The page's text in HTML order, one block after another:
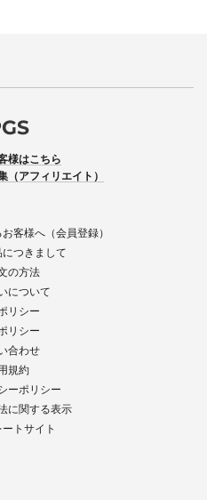
様はこちら
（アフィリエイト）
客様へ（会員登録）
つきまして
の方法
について
リシー
リシー
合わせ
規約
ーポリシー
に関する表示
トサイト